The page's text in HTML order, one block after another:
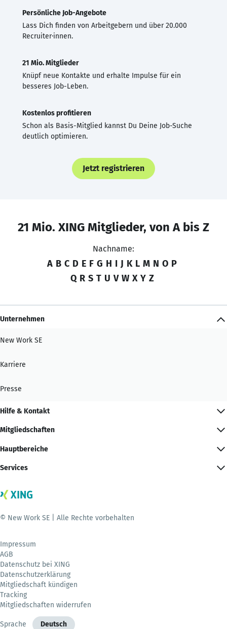
Persönliche Job-Angebote
Lass Dich finden von Arbeitgebern und über 20.000
Recruiter·innen.
21 Mio. Mitglieder
Knüpf neue Kontakte und erhalte Impulse für ein
besseres Job-Leben.
Kostenlos profitieren
Schon als Basis-Mitglied kannst Du Deine Job-Suche
deutlich optimieren.
Jetzt registrieren
21 Mio. XING Mitglieder, von A bis Z
Nachname:
A B C D E F G H I J K L M N O P
Q R S T U V W X Y Z
Unternehmen
New Work SE
Karriere
Presse
Hilfe & Kontakt
Mitgliedschaften
Hauptbereiche
Services
© New Work SE | Alle Rechte vorbehalten
Impressum
AGB
Datenschutz bei XING
Datenschutzerklärung
Mitgliedschaft kündigen
Tracking
Mitgliedschaften widerrufen
Sprache Deutsch